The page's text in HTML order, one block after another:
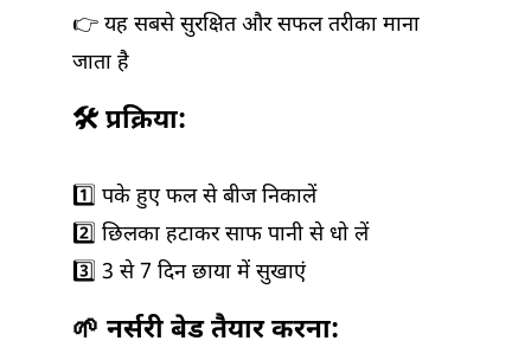
👉 यह सबसे सुरक्षित और सफल तरीका माना
जाता है
🛠️ प्रक्रिया:
1️⃣ पके हुए फल से बीज निकालें
2️⃣ छिलका हटाकर साफ पानी से धो लें
3️⃣ 3 से 7 दिन छाया में सुखाएं
🌱 नर्सरी बेड तैयार करना: